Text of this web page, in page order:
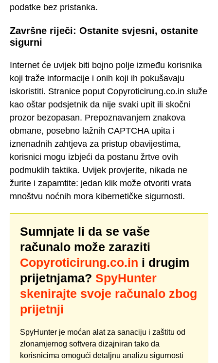
podatke bez pristanka.
Završne riječi: Ostanite svjesni, ostanite
sigurni
Internet će uvijek biti bojno polje između korisnika
koji traže informacije i onih koji ih pokušavaju
iskoristiti. Stranice poput Copyroticirung.co.in služe
kao oštar podsjetnik da nije svaki upit ili skočni
prozor bezopasan. Prepoznavanjem znakova
obmane, posebno lažnih CAPTCHA upita i
iznenadnih zahtjeva za pristup obavijestima,
korisnici mogu izbjeći da postanu žrtve ovih
podmuklih taktika. Uvijek provjerite, nikada ne
žurite i zapamtite: jedan klik može otvoriti vrata
mnoštvu noćnih mora kibernetičke sigurnosti.
Sumnjate li da se vaše
računalo može zaraziti
Copyroticirung.co.in i drugim
prijetnjama? SpyHunter
skenirajte svoje računalo zbog
prijetnji
SpyHunter je moćan alat za sanaciju i zaštitu od
zlonamjernog softvera dizajniran tako da
korisnicima omogući detaljnu analizu sigurnosti